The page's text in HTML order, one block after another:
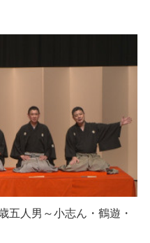
五人男～小志ん・鶴遊・